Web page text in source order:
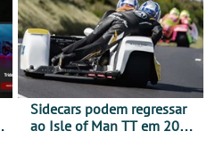
Sidecars podem regressar
ao Isle of Man TT em 2027